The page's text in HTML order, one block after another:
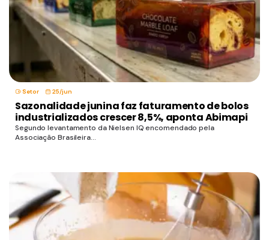
Setor 25/jun
Sazonalidade junina faz faturamento de bolos
industrializados crescer 8,5%, aponta Abimapi
Segundo levantamento da Nielsen IQ encomendado pela
Associação Brasileira...